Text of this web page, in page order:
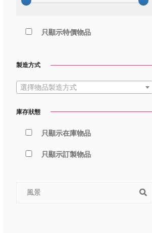
只顯示特價物品
製造方式
選擇物品製造方式
庫存狀態
只顯示在庫物品
只顯示訂製物品